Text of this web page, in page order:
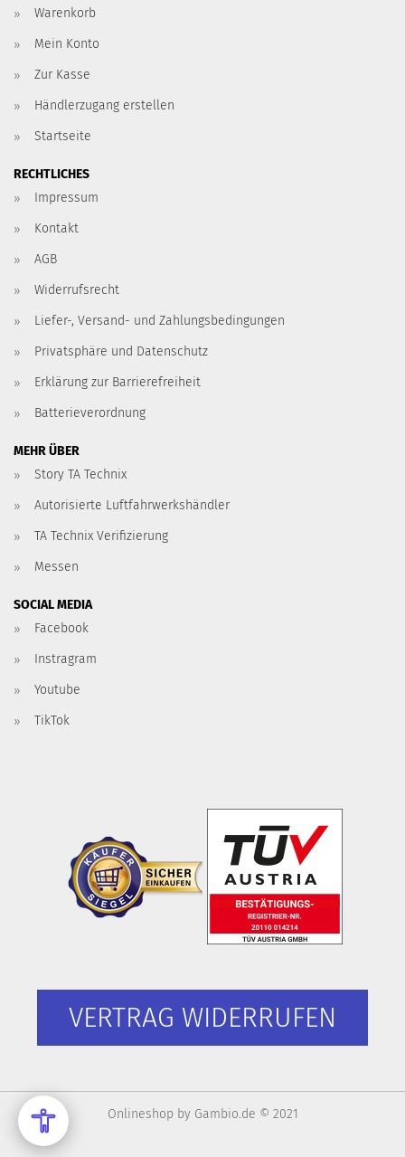
Warenkorb
Mein Konto
Zur Kasse
Händlerzugang erstellen
Startseite
RECHTLICHES
Impressum
Kontakt
AGB
Widerrufsrecht
Liefer-, Versand- und Zahlungsbedingungen
Privatsphäre und Datenschutz
Erklärung zur Barrierefreiheit
Batterieverordnung
MEHR ÜBER
Story TA Technix
Autorisierte Luftfahrwerkshändler
TA Technix Verifizierung
Messen
SOCIAL MEDIA
Facebook
Instragram
Youtube
TikTok
VERTRAG WIDERRUFEN
Onlineshop by Gambio.de © 2021